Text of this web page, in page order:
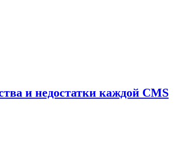
и недостатки каждой CMS